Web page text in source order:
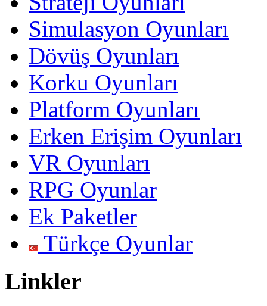
Simulasyon Oyunları
Dövüş Oyunları
Korku Oyunları
Platform Oyunları
Erken Erişim Oyunları
VR Oyunları
RPG Oyunlar
Ek Paketler
Türkçe Oyunlar
Linkler